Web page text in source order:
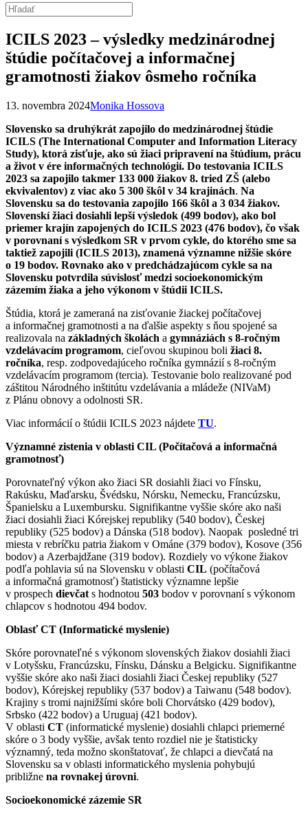
ICILS 2023 – výsledky medzinárodnej
štúdie počítačovej a informačnej
gramotnosti žiakov ôsmeho ročníka
13. novembra 2024Monika Hossova
Slovensko sa druhýkrát zapojilo do medzinárodnej štúdie
ICILS (The International Computer and Information Literacy
Study), ktorá zisťuje, ako sú žiaci pripravení na štúdium, prácu
a život v ére informačných technológií. Do testovania ICILS
2023 sa zapojilo takmer 133 000 žiakov 8. tried ZŠ (alebo
ekvivalentov) z viac ako 5 300 škôl v 34 krajinách. Na
Slovensku sa do testovania zapojilo 166 škôl a 3 034 žiakov.
Slovenskí žiaci dosiahli lepší výsledok (499 bodov), ako bol
priemer krajín zapojených do ICILS 2023 (476 bodov), čo však
v porovnaní s výsledkom SR v prvom cykle, do ktorého sme sa
taktiež zapojili (ICILS 2013), znamená významne nižšie skóre
o 19 bodov. Rovnako ako v predchádzajúcom cykle sa na
Slovensku potvrdila súvislosť medzi socioekonomickým
zázemím žiaka a jeho výkonom v štúdii ICILS.
Štúdia, ktorá je zameraná na zisťovanie žiackej počítačovej
a informačnej gramotnosti a na ďalšie aspekty s ňou spojené sa
realizovala na základných školách a gymnáziách s 8-ročným
vzdelávacím programom, cieľovou skupinou boli žiaci 8.
ročníka, resp. zodpovedajúceho ročníka gymnázií s 8-ročným
vzdelávacím programom (tercia). Testovanie bolo realizované pod
záštitou Národného inštitútu vzdelávania a mládeže (NIVaM)
z Plánu obnovy a odolnosti SR.
Viac informácií o štúdii ICILS 2023 nájdete TU.
Významné zistenia v oblasti CIL (Počítačová a informačná
gramotnosť)
Porovnateľný výkon ako žiaci SR dosiahli žiaci vo Fínsku,
Rakúsku, Maďarsku, Švédsku, Nórsku, Nemecku, Francúzsku,
Španielsku a Luxembursku. Signifikantne vyššie skóre ako naši
žiaci dosiahli žiaci Kórejskej republiky (540 bodov), Českej
republiky (525 bodov) a Dánska (518 bodov). Naopak posledné tri
miesta v rebríčku patria žiakom v Ománe (379 bodov), Kosove (356
bodov) a Azerbajdžane (319 bodov). Rozdiely vo výkone žiakov
podľa pohlavia sú na Slovensku v oblasti CIL (počítačová
a informačná gramotnosť) štatisticky významne lepšie
v prospech dievčat s hodnotou 503 bodov v porovnaní s výkonom
chlapcov s hodnotou 494 bodov.
Oblasť CT (Informatické myslenie)
Skóre porovnateľné s výkonom slovenských žiakov dosiahli žiaci
v Lotyšsku, Francúzsku, Fínsku, Dánsku a Belgicku. Signifikantne
vyššie skóre ako naši žiaci dosiahli žiaci Českej republiky (527
bodov), Kórejskej republiky (537 bodov) a Taiwanu (548 bodov).
Krajiny s tromi najnižšími skóre boli Chorvátsko (429 bodov),
Srbsko (422 bodov) a Uruguaj (421 bodov).
V oblasti CT (informatické myslenie) dosiahli chlapci priemerné
skóre o 3 body vyššie, avšak tento rozdiel nie je štatisticky
významný, teda možno skonštatovať, že chlapci a dievčatá na
Slovensku sa v oblasti informatického myslenia pohybujú
približne na rovnakej úrovni.
Socioekonomické zázemie SR